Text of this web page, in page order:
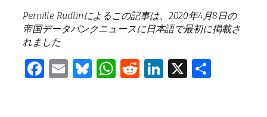
Pernille Rudlinによるこの記事は、 2020年4月8日の
帝国データバンクニュースに日本語で最初に掲載さ
れまし た
Facebook
EmailBluesky
WhatsApp
RedditLinkedIn
X